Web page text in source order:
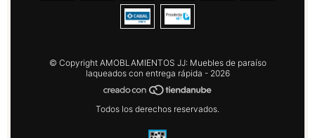
© Copyright AMOBLAMIENTOS JJ: Muebles de paraíso
laqueados con entrega rápida - 2026
Todos los derechos reservados.